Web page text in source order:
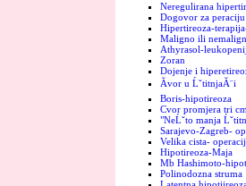
Neregulirana
Dogovor za peraciju
Hipertireoza-
Maligno ili
Athyrasol-
Zoran
Dojenje i
Ăvor u ĹˇtitnjaĂ¨i
Boris-hipotireoza
Cvor promjera tri
"NeĹˇto manja
Sarajevo-Zagreb-
Velika cista-
Hipotireoza-Maja
Mb Hashimoto-
Polinodozna struma